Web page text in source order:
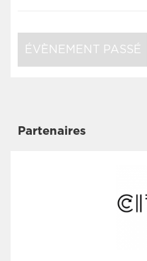
ÉVÈNEMENT PASSÉ
Partenaires